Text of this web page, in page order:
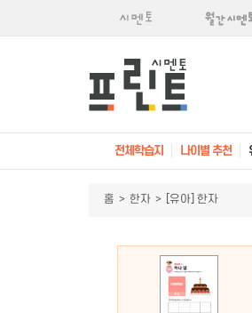
전체학습지 나이별 추천
홈 > 한자 > [유아] 한자